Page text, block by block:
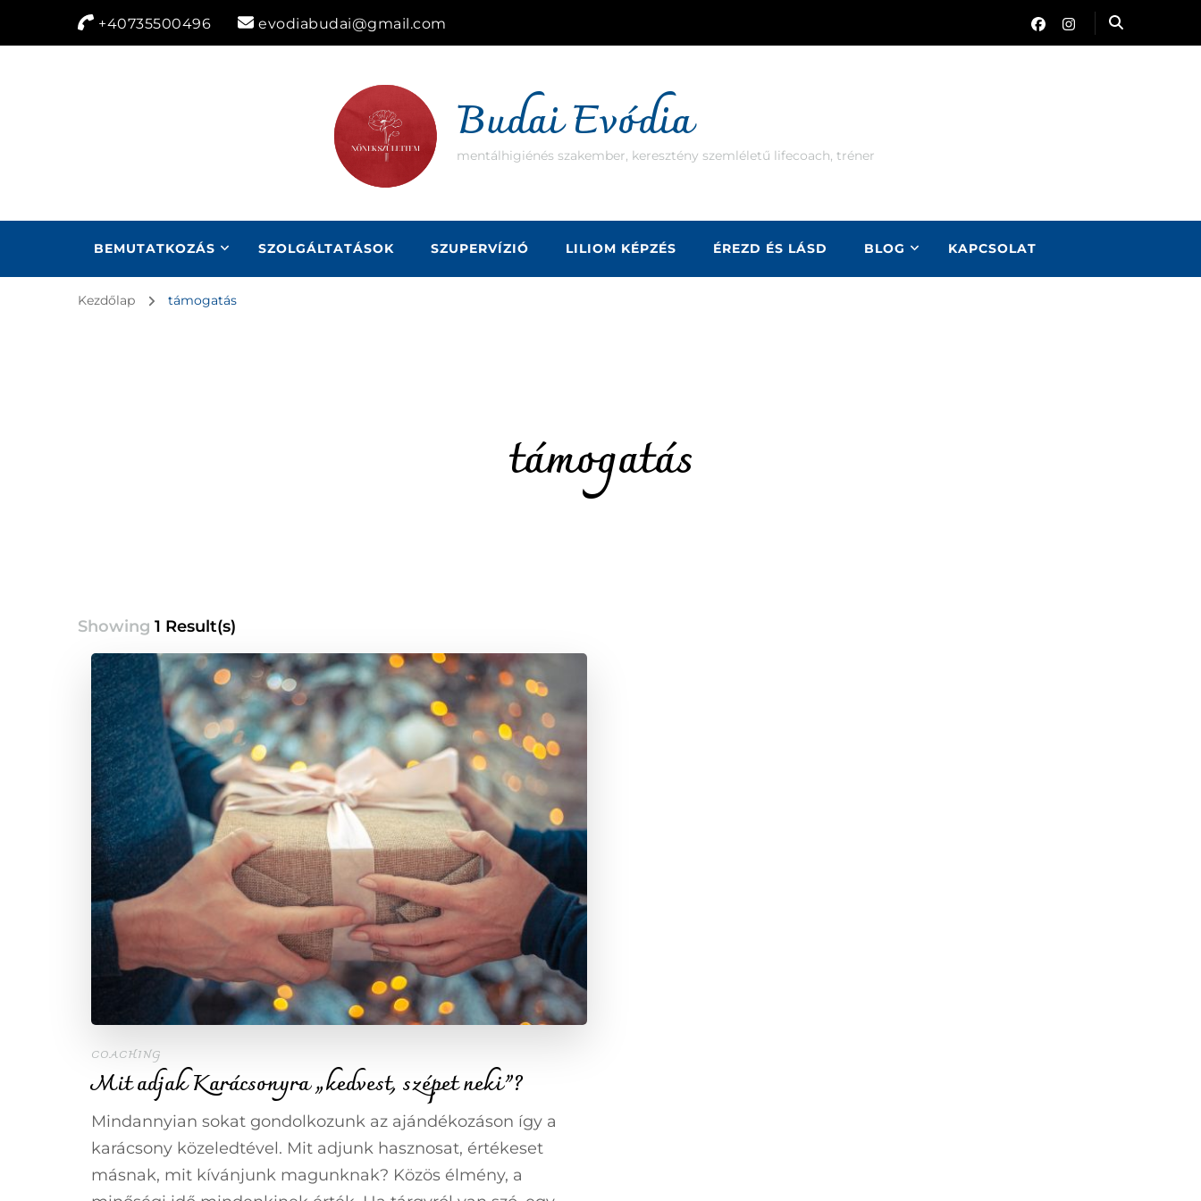
+40735500496 evodiabudai@gmail.com
Budai Evódia
mentálhigiénés szakember, keresztény szemléletű lifecoach, tréner
BEMUTATKOZÁS SZOLGÁLTATÁSOK SZUPERVÍZIÓ LILIOM KÉPZÉS ÉREZD ÉS LÁSD BLOG KAPCSOLAT
Kezdőlap támogatás
támogatás
Showing 1 Result(s)
COACHING
Mit adjak Karácsonyra „kedvest, szépet neki”?
Mindannyian sokat gondolkozunk az ajándékozáson így a
karácsony közeledtével. Mit adjunk hasznosat, értékeset
másnak, mit kívánjunk magunknak? Közös élmény, a